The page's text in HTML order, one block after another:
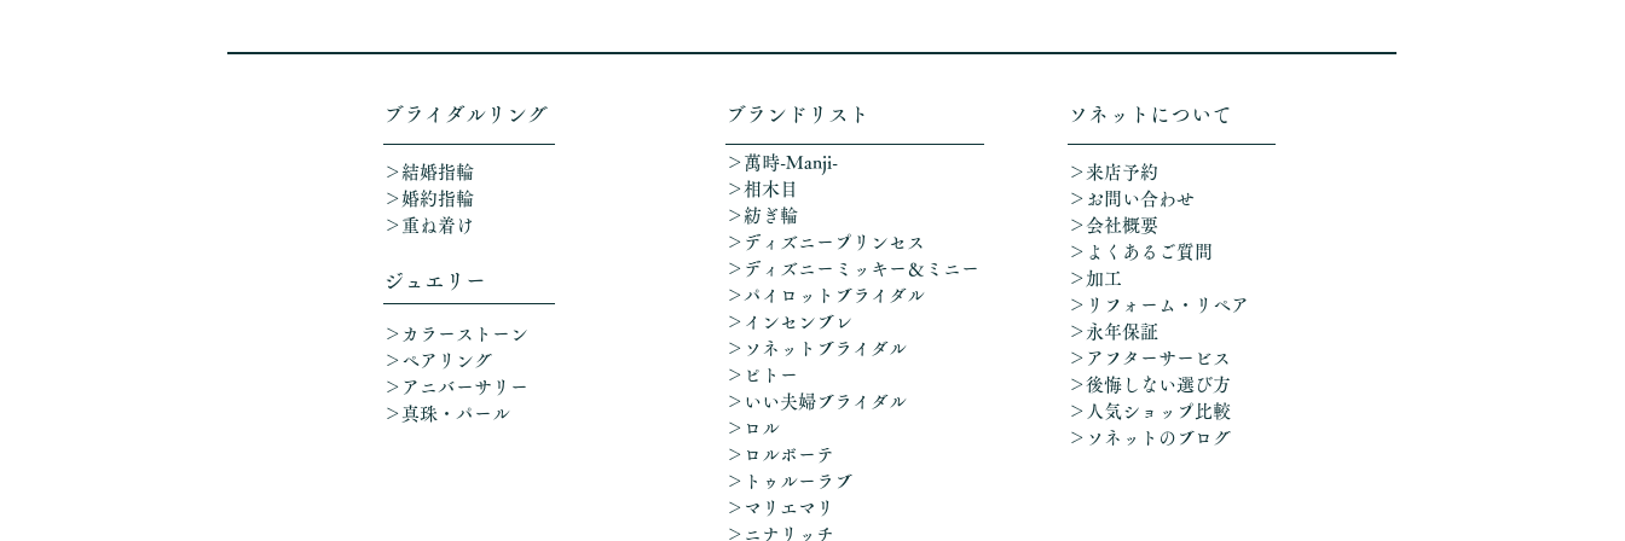
​ブライダルリング
＞結婚指輪
＞婚約指輪
＞重ね着け​
ジュエリー
＞カラーストーン
＞ペアリング
＞アニバーサリー
​ ＞真珠・パール
​ブランドリスト
＞萬時-Manji-
＞相木目
＞紡ぎ輪
＞ディズニープリンセス
​＞ディズニーミッキー＆ミニー
＞パイロットブライダル
＞インセンブレ
＞ソネットブライダル
＞ピトー
＞いい夫婦ブライダル
＞ロル
＞ロルボーテ
＞トゥルーラブ
＞マリエマリ
＞ニナリッチ
ソネットについて
＞来店予約
＞お問い合わせ
＞会社概要
＞よくあるご質問
＞加工
​ ＞リフォーム・リペア
＞永年保証
＞アフターサービス
＞後悔しない選び方
​＞人気ショップ比較
​＞ソネットのブログ